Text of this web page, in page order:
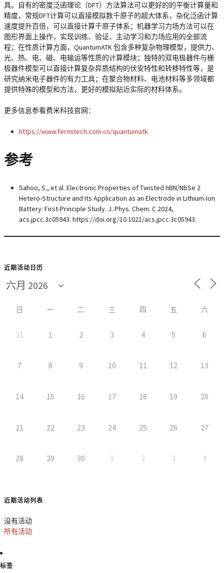
具。自有的密度泛函理论（DFT）方法算法可以更好的的平衡计算量和
精度，常规DFT计算可以直接模拟数千原子的超大体系，杂化泛函计算
速度提升百倍，可以直接计算千原子体系；机器学习力场方法可以在
图形界面上操作，实现训练、验证、主动学习和力场应用的全部流
程；在性质计算方面，QuantumATK 包含多种复杂物理模型，提供力、
光、热、电、磁、电输运等性质的计算模块；独特的双电极器件与栅
极器件模型可以直接计算复杂异质结构的伏安特性和转移特性等，是
研究纳米电子器件的有力工具；在聚合物材料、电池材料等多领域都
提供特殊的模型和方法，更好的模拟贴近实际的材料体系。
更多信息参看费米科技官网：
https://www.fermitech.com.cn/quantumatk
参考
Sahoo, S., et al. Electronic Properties of Twisted hBN/NbSe 2
Hetero-Structure and Its Application as an Electrode in Lithium-Ion
Battery: First-Principle Study. J. Phys. Chem. C 2024,
acs.jpcc.3c05943. https://doi.org/10.1021/acs.jpcc.3c05943.
近期活动日历
日 一 二 三 四 五 六
31 1 2 3 4 5 6
7 8 9 10 11 12 13
14 15 16 17 18 19 20
21 22 23 24 25 26 27
28 29 30 1 2 3 4
近期活动列表
没有活动
所有活动
标签